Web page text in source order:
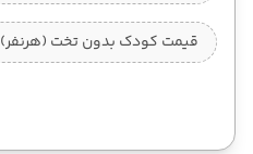
قیمت کودک بدون تخت (هرنفر)